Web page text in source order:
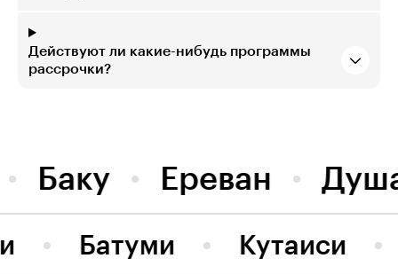
Действуют ли какие-нибудь программы
рассрочки?
Баку Ереван
Кутаиси
Батуми